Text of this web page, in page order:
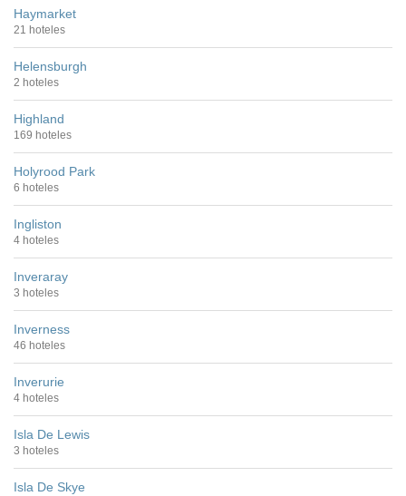
Haymarket
21 hoteles
Helensburgh
2 hoteles
Highland
169 hoteles
Holyrood Park
6 hoteles
Ingliston
4 hoteles
Inveraray
3 hoteles
Inverness
46 hoteles
Inverurie
4 hoteles
Isla De Lewis
3 hoteles
Isla De Skye